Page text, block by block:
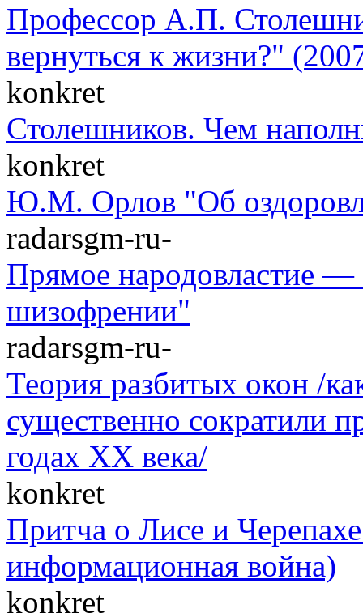
Профессор А.П.
вернуться к жизни?"
konkret
Столешников. Чем
konkret
Ю.М. Орлов "Об
radarsgm-ru-
Прямое народовластие —
шизофрении"
radarsgm-ru-
Теория разбитых окон /
существенно сократили
годах XX века/
konkret
Притча о Лисе и
информационная война)
konkret